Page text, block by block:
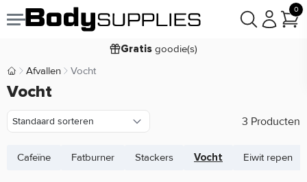
0
Voor 22:00 besteld,morgen bezorgd
Gratis goodie(s)
Body Supplies | Sportvoeding en Supplementen
Afvallen Vocht
Vocht
3 Producten
Cafeïne Fatburner Stackers Vocht Eiwit repen